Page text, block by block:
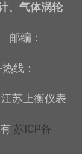
、气体涡轮
邮编：
线：
苏上衡仪表
苏ICP备